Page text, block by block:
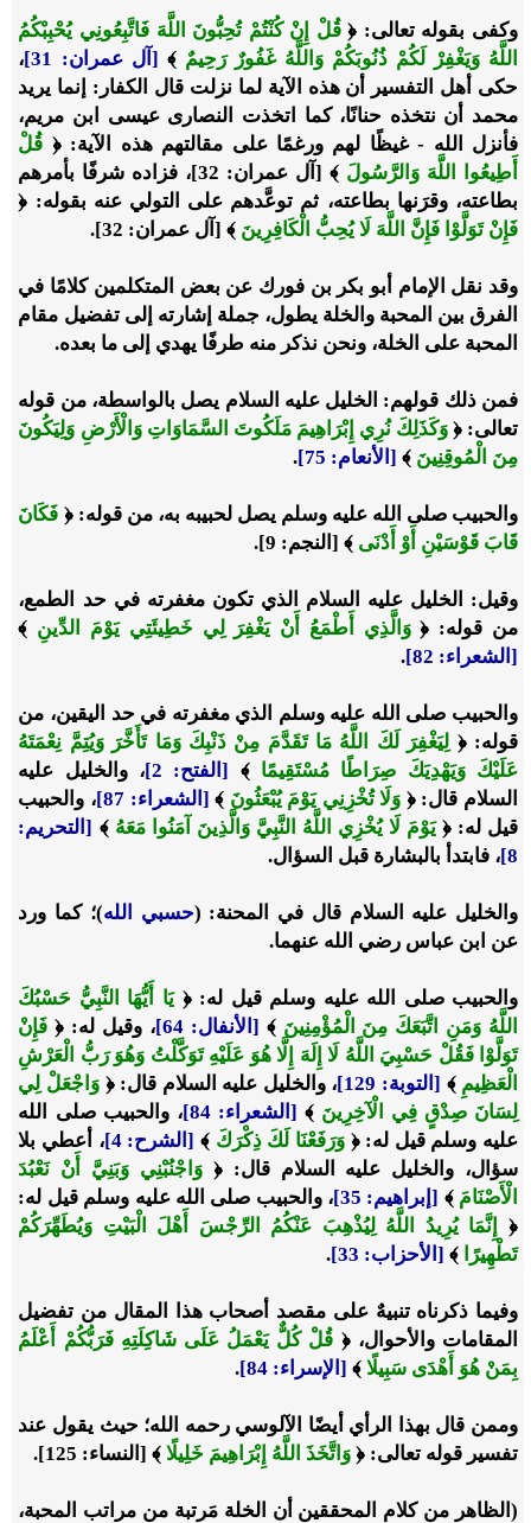
وكفى بقوله تعالى: ﴿قُلْ إِنْ كُنْتُمْ تُحِبُّونَ اللَّهَ فَاتَّبِعُونِي يُحْبِبْكُمُ
اللَّهُ وَيَغْفِرْ لَكُمْ ذُنُوبَكُمْ وَاللَّهُ غَفُورٌ رَحِيمٌ ﴾ [آل عمران: 31]
،
حكى أهل التفسير أن هذه الآية لما نزلت قال الكفار: إنما يريد
محمد أن نتخذه حنانًا، كما اتخذت النصارى عيسى ابن مريم،
فأنزل الله - غيظًا لهم ورغمًا على مقالتهم هذه الآية: ﴿ قُلْ
أَطِيعُوا اللَّهَ وَالرَّسُولَ
﴾ [آل عمران: 32]، فزاده شرفًا بأمرهم
بطاعته، وقرَنها بطاعته، ثم توعَّدهم على التولي عنه بقوله: ﴿
فَإِنْ تَوَلَّوْا فَإِنَّ اللَّهَ لَا يُحِبُّ الْكَافِرِينَ ﴾ [آل عمران: 32].
وقد نقل الإمام أبو بكر بن فورك عن بعض المتكلمين كلامًا في
الفرق بين المحبة والخلة يطول، جملة إشارته إلى تفضيل مقام
المحبة على الخلة، ونحن نذكر منه طرفًا يهدي إلى ما بعده.
فمن ذلك قولهم: الخليل عليه السلام يصل بالواسطة، من قوله
تعالى:﴿وَكَذَلِكَ نُرِي إِبْرَاهِيمَ مَلَكُوتَ السَّمَاوَاتِ وَالْأَرْضِ وَلِيَكُونَ
مِنَ الْمُوقِنِينَ ﴾ [الأنعام: 75] .
والحبيب صلى الله عليه وسلم يصل لحبيبه به، من قوله: ﴿ فَكَانَ
قَابَ قَوْسَيْنِ أَوْ أَدْنَى ﴾ [النجم: 9].
وقيل: الخليل عليه السلام الذي تكون مغفرته في حد الطمع،
من قوله: ﴿وَالَّذِي أَطْمَعُ أَنْ يَغْفِرَ لِي خَطِيئَتِي يَوْمَ الدِّينِ ﴾
[الشعراء: 82]
.
والحبيب صلى الله عليه وسلم الذي مغفرته في حد اليقين، من
قوله:﴿ لِيَغْفِرَ لَكَ اللَّهُ مَا تَقَدَّمَ مِنْ ذَنْبِكَ وَمَا تَأَخَّرَ وَيُتِمَّ نِعْمَتَهُ
عَلَيْكَ وَيَهْدِيَكَ صِرَاطًا مُسْتَقِيمًا ﴾ [الفتح: 2]
، والخليل عليه
السلام قال:﴿ وَلَا تُخْزِنِي يَوْمَ يُبْعَثُونَ ﴾[الشعراء: 87]
، والحبيب
قيل له:﴿يَوْمَ لَا يُخْزِي اللَّهُ النَّبِيَّ وَالَّذِينَ آمَنُوا مَعَهُ ﴾ [التحريم:
8] ، فابتدأ بالبشارة قبل السؤال.
والخليل عليه السلام قال في المحنة: (حسبي الله)؛ كما ورد
عن ابن عباس رضي الله عنهما.
والحبيب صلى الله عليه وسلم قيل له:﴿يَا أَيُّهَا النَّبِيُّ حَسْبُكَ
اللَّهُ وَمَنِ اتَّبَعَكَ مِنَ الْمُؤْمِنِينَ ﴾ [الأنفال: 64] ، وقيل له: ﴿ فَإِنْ
تَوَلَّوْا فَقُلْ حَسْبِيَ اللَّهُ لَا إِلَهَ إِلَّا هُوَ عَلَيْهِ تَوَكَّلْتُ وَهُوَ رَبُّ الْعَرْشِ
الْعَظِيمِ ﴾ [التوبة: 129] ،والخليل عليه السلام قال:﴿ وَاجْعَلْ لِي
لِسَانَ صِدْقٍ فِي الْآخِرِينَ ﴾ [الشعراء: 84]
، والحبيب صلى الله
عليه وسلم قيل له:﴿وَرَفَعْنَا لَكَ ذِكْرَكَ ﴾[الشرح: 4]
، أعطي بلا
سؤال، والخليل عليه السلام قال:﴿ وَاجْنُبْنِي وَبَنِيَّ أَنْ نَعْبُدَ
الْأَصْنَامَ ﴾ [إبراهيم: 35]
، والحبيب صلى الله عليه وسلم قيل له:
﴿
إِنَّمَا يُرِيدُ اللَّهُ لِيُذْهِبَ عَنْكُمُ الرِّجْسَ أَهْلَ الْبَيْتِ وَيُطَهِّرَكُمْ
تَطْهِيرًا ﴾ [الأحزاب: 33] .
وفيما ذكرناه تنبيهٌ على مقصد أصحاب هذا المقال من تفضيل
المقامات والأحوال،﴿ قُلْ كُلٌّ يَعْمَلُ عَلَى شَاكِلَتِهِ فَرَبُّكُمْ أَعْلَمُ
بِمَنْ هُوَ أَهْدَى سَبِيلًا ﴾ [الإسراء: 84] .
وممن قال بهذا الرأي أيضًا الآلوسي رحمه الله؛ حيث يقول عند
تفسير قوله تعالى: ﴿ وَاتَّخَذَ اللَّهُ إِبْرَاهِيمَ خَلِيلًا ﴾ [النساء: 125].
(الظاهر من كلام المحققين أن الخلة مَرتبة من مراتب المحبة،